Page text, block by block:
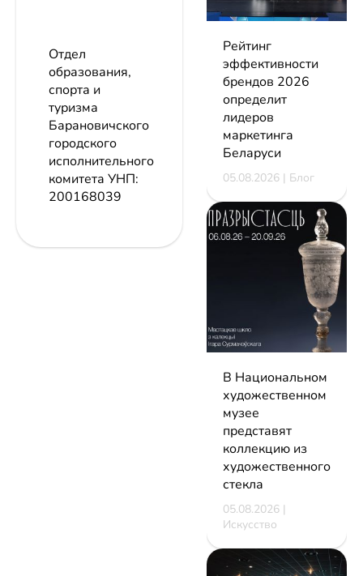
Отдел
образования,
спорта и
туризма
Барановичского
городского
исполнительного
комитета УНП:
200168039
Рейтинг
эффективности
брендов 2026
определит
лидеров
маркетинга
Беларуси
05.08.2026 | Блог
В Национальном
художественном
музее
представят
коллекцию из
художественного
стекла
05.08.2026 |
Искусство